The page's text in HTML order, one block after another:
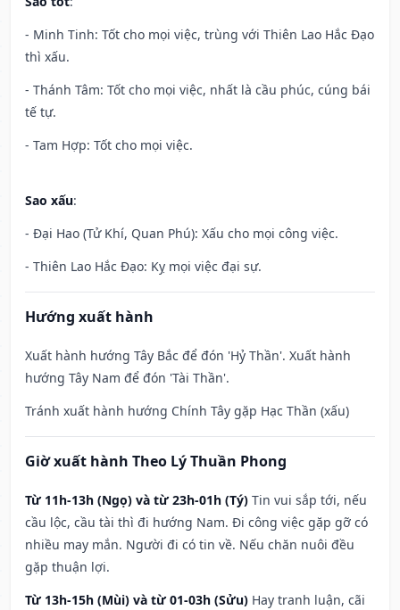
- Minh Tinh: Tốt cho mọi việc, trùng với Thiên Lao Hắc Đạo
thì xấu.
- Thánh Tâm: Tốt cho mọi việc, nhất là cầu phúc, cúng bái
tế tự.
- Tam Hợp: Tốt cho mọi việc.
Sao xấu:
- Đại Hao (Tử Khí, Quan Phú): Xấu cho mọi công việc.
- Thiên Lao Hắc Đạo: Kỵ mọi việc đại sự.
Hướng xuất hành
Xuất hành hướng Tây Bắc để đón 'Hỷ Thần'. Xuất hành
hướng Tây Nam để đón 'Tài Thần'.
Tránh xuất hành hướng Chính Tây gặp Hạc Thần (xấu)
Giờ xuất hành Theo Lý Thuần Phong
Từ 11h-13h (Ngọ) và từ 23h-01h (Tý) Tin vui sắp tới, nếu
cầu lộc, cầu tài thì đi hướng Nam. Đi công việc gặp gỡ có
nhiều may mắn. Người đi có tin về. Nếu chăn nuôi đều
gặp thuận lợi.
Từ 13h-15h (Mùi) và từ 01-03h (Sửu) Hay tranh luận, cãi